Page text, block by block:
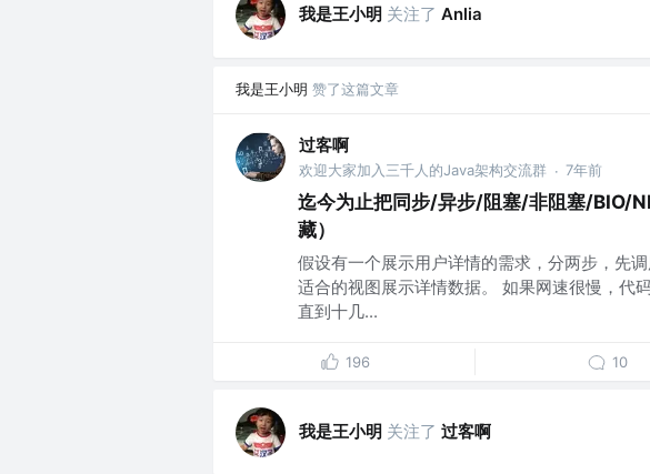
我是王小明 关注了 Anlia
我是王小明 赞了这篇文章
过客啊
欢迎大家加入三千人的Java架构交流群 · 7年前
迄今为止把同步/异步/阻塞/非阻塞/BIO/
藏）
假设有一个展示用户详情的需求，分两步，先
适合的视图展示详情数据。 如果网速很慢，代
直到十几...
196 10
我是王小明 关注了 过客啊